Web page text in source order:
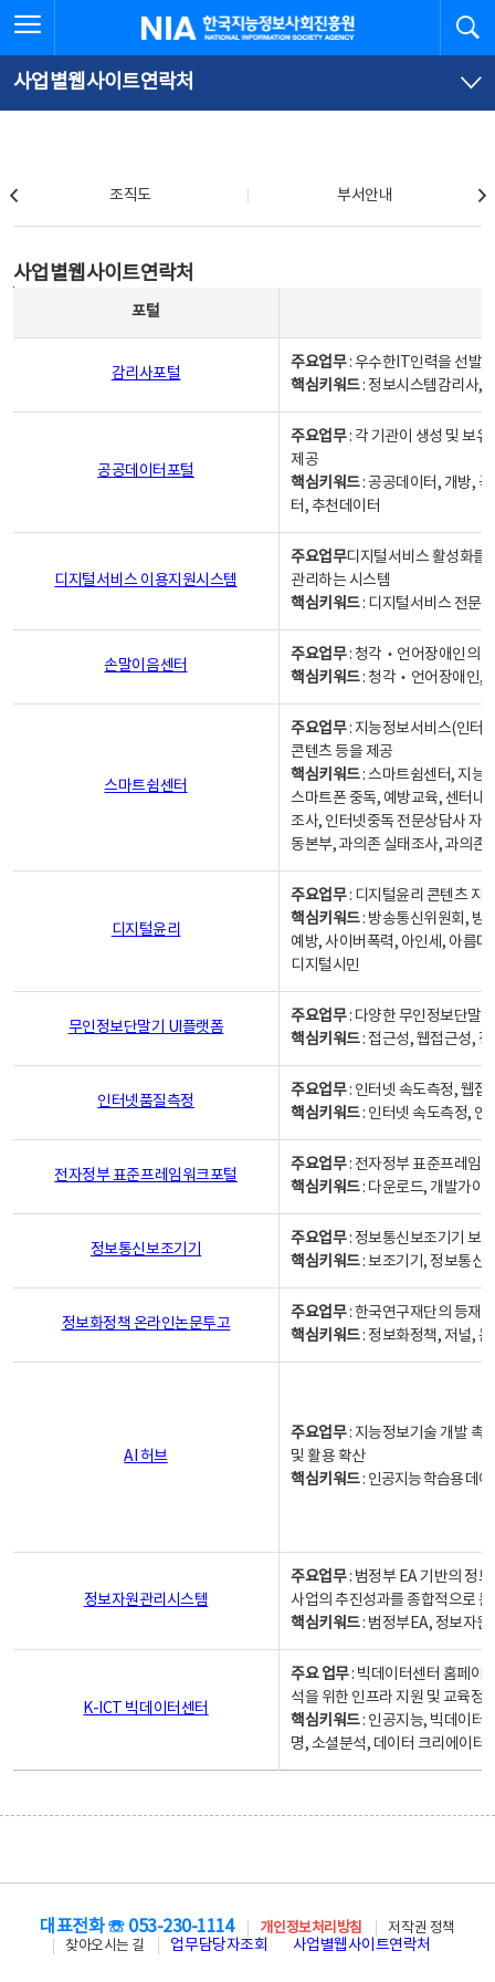
문
로
가
체
뉴
바
가
한국지능정보사회진흥원
사업별웹사이트연락처
조직도 부서안내
사업별웹사이트연락처
포털
감리사포털
주요업무: 우수한IT인력을 선발
핵심키워드: 정보시스템감리사,
공공데이터포털
주요업무: 각 기관이 생성 및 보
제공
핵심키워드: 공공데이터, 개방,
터, 추천데이터
디지털서비스 이용지원시스템
주요업무디지털서비스 활성화를
관리하는 시스템
핵심키워드: 디지털서비스 전문
손말이음센터
주요업무: 청각‧언어장애인의
핵심키워드: 청각‧언어장애인,
스마트쉼센터
주요업무: 지능정보서비스(인터
콘텐츠 등을 제공
핵심키워드: 스마트쉼센터, 지능
스마트폰 중독, 예방교육, 센터내
조사, 인터넷중독 전문상담사 자
동본부, 과의존 실태조사, 과의존
디지털윤리
주요업무: 디지털윤리 콘텐츠 지
핵심키워드: 방송통신위원회, 방
예방, 사이버폭력, 아인세, 아름
디지털시민
무인정보단말기 UI플랫폼
주요업무: 다양한 무인정보단말
핵심키워드: 접근성, 웹접근성,
인터넷품질측정
주요업무: 인터넷 속도측정, 웹접
핵심키워드: 인터넷 속도측정, 인
전자정부 표준프레임워크포털
주요업무: 전자정부 표준프레임
핵심키워드: 다운로드, 개발가이
정보통신보조기기
주요업무: 정보통신보조기기 보
핵심키워드: 보조기기, 정보통신
정보화정책 온라인논문투고
주요업무: 한국연구재단의 등재
핵심키워드: 정보화정책, 저널,
AI 허브
주요업무: 지능정보기술 개발 촉
및 활용 확산
핵심키워드: 인공지능 학습용 데
정보자원관리시스템
주요업무: 범정부 EA 기반의 정
사업의 추진성과를 종합적으로
핵심키워드: 범정부EA, 정보자
K-ICT 빅데이터센터
주요 업무: 빅데이터센터 홈페이
석을 위한 인프라 지원 및 교육정
핵심키워드: 인공지능, 빅데이터,
명, 소셜분석, 데이터 크리에이터
대표전화 ☏ 053-230-1114 개인정보처리방침
저작권 정책
찾아오시는 길
업무담당자조회 사업별웹사이트연락처